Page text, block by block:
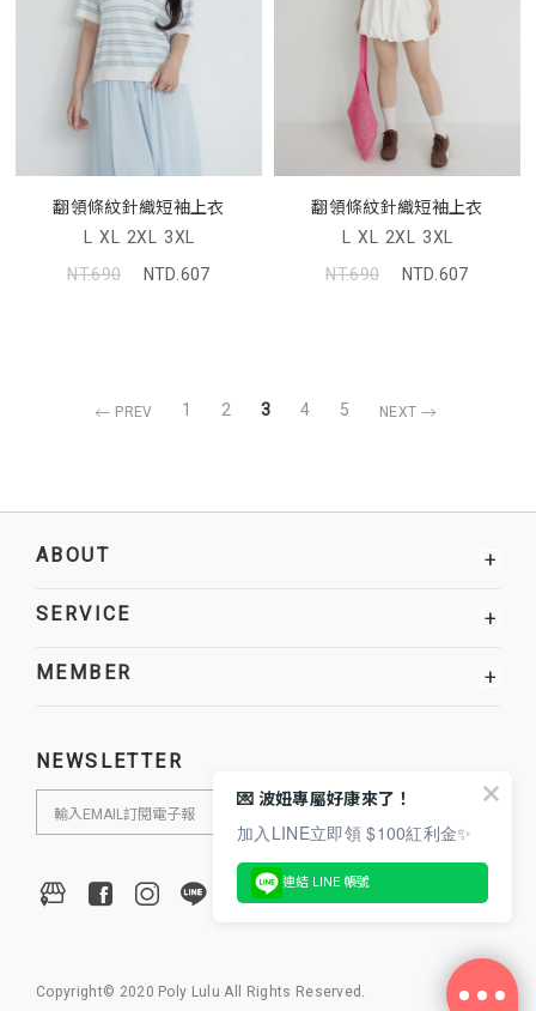
翻領條紋針織短袖上衣
L XL 2XL 3XL
NT.690
NTD.607
翻領條紋針織短袖上衣
L XL 2XL 3XL
NT.690
NTD.607
PREV 1 2 3 4 5 NEXT
ABOUT +
SERVICE +
MEMBER +
NEWSLETTER
Copyright© 2020 Poly Lulu All Rights Reserved.
💌 波妞專屬好康來了！
加入LINE立即領 $100紅利金✨
連結 LINE 帳號